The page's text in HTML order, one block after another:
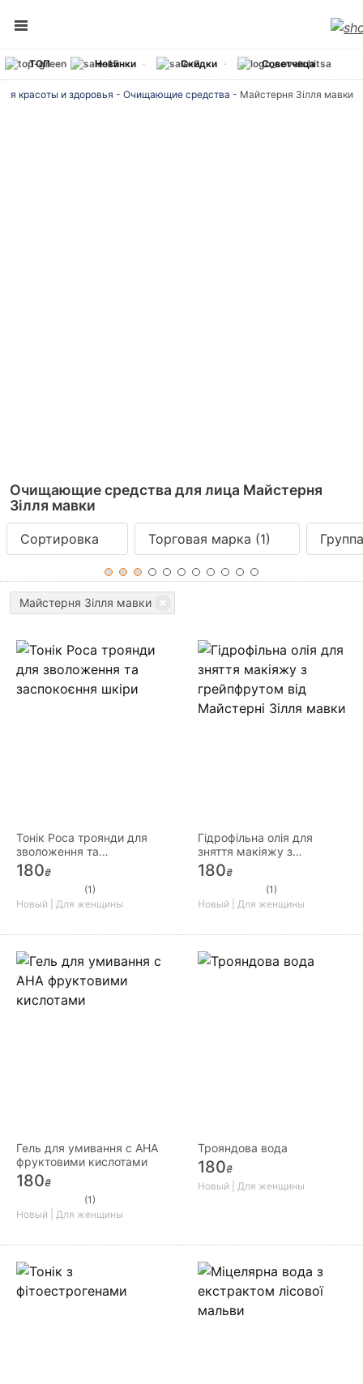
ТОП Новинки Скидки Советчица
красоты и здоровья - Очищающие средства - Майстерня Зілля мавки
Очищающие средства для лица Майстерня
Зілля мавки
Сортировка Торговая марка (1)
Майстерня Зілля мавки
Тонік Роса троянди для
зволоження та
заспокоєння шкіри
180₴
(1)
Новый | Для женщины
Гідрофільна олія для
зняття макіяжу з
грейпфрутом від
Майстерні Зілля мавки
180₴
(1)
Новый | Для женщины
Гель для умивання c AHA
фруктовими кислотами
180₴
(1)
Новый | Для женщины
Трояндова вода
180₴
Новый | Для женщины